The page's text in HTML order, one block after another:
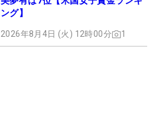
ング】
2026年8月4日 (火) 12時00分 1